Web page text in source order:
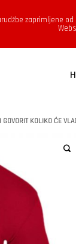
zaprimljene od
KOLIKO ĆE